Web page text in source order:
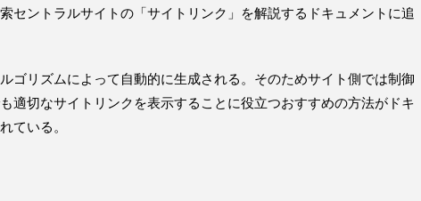
セントラルサイトの「サイトリンク」を解説するドキュメントに追
ゴリズムによって自動的に生成される。そのためサイト側では制御
適切なサイトリンクを表示することに役立つおすすめの方法がドキ
ている。